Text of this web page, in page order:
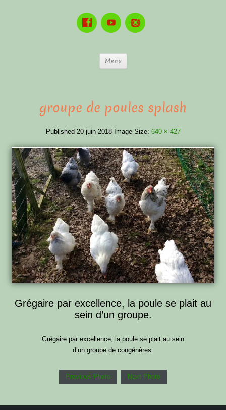
Menu
groupe de poules splash
Published 20 juin 2018 Image Size: 640 × 427
Grégaire par excellence, la poule se plait au
sein d’un groupe.
Grégaire par excellence, la poule se plait au sein
d’un groupe de congénères.
Previous Photo Next Photo